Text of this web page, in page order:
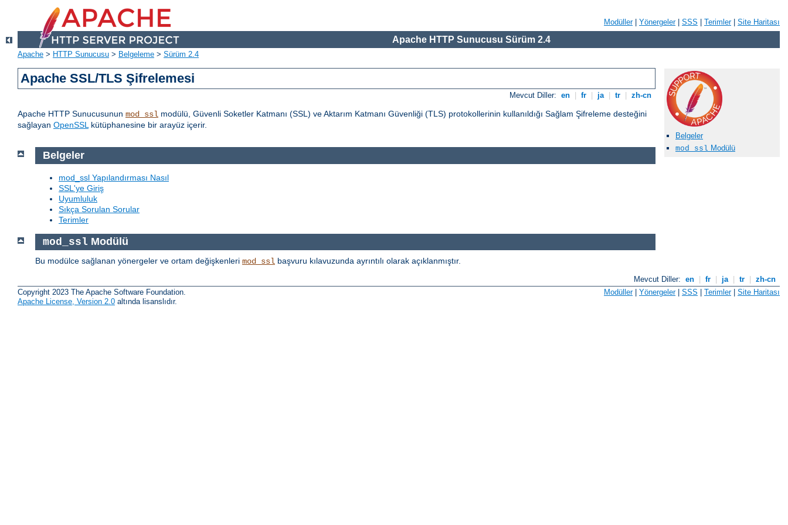
Modüller| Yönergeler| SSS Terimler| Site Haritası
Apache HTTP Sunucusu Sürüm 2.4
Apache > HTTP Sunucusu > Belgeleme > Sürüm 2.4
Apache SSL/TLS Şifrelemesi
Mevcut Diller: en fr ja tr zh-cn
Apache HTTP Sunucusunun mod_ssl modülü, Güvenli Soketler Katmanı (SSL) ve Aktarım Katmanı Güvenliği (TLS) protokollerinin kullanıldığı Sağlam Şifreleme desteğini
sağlayan OpenSSLkütüphanesine bir arayüz içerir.
Belgeler
mod_ssl Modülü
Belgeler
mod_ssl Yapılandırması Nasıl
SSL'ye Giriş
Uyumluluk
Sıkça Sorulan Sorular
Terimler
mod_ssl Modülü
Bu modülce sağlanan yönergeler ve ortam değişkenleri mod_ssl başvuru kılavuzunda ayrıntılı olarak açıklanmıştır.
Mevcut Diller: en fr ja tr
zh-cn
Copyright 2023 The Apache Software Foundation.
Apache License, Version 2.0 altında lisanslıdır.
Modüller| Yönergeler| SSS Terimler| Site Haritası